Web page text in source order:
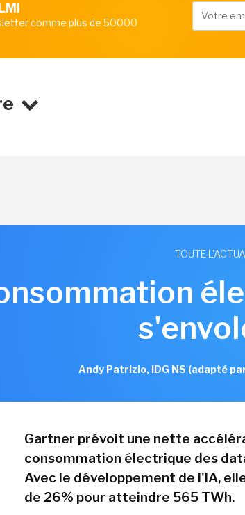
comme plus de 50000
TOUTE
Andy Patrizio, IDG NS (adapté
Gartner prévoit une nette
consommation électrique des
Avec le développement de l'IA,
de 26% pour atteindre 565 TWh.